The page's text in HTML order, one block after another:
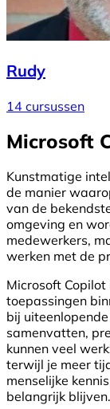
Rudy
14 cursussen
Microsoft
Kunstmatige
de manier
van de
omgeving en
medewerkers,
werken met de
Microsoft
toepassingen
bij
samenvatten,
kunnen veel
terwijl je meer
menselijke
belangrijk blijven.